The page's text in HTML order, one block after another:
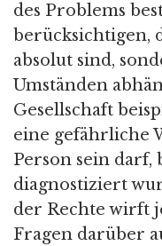
des Problems
berücksichtigen,
absolut sind,
Umständen
Gesellschaft
eine gefährliche
Person sein darf,
diagnostiziert
der Rechte wirft
Fragen darüber